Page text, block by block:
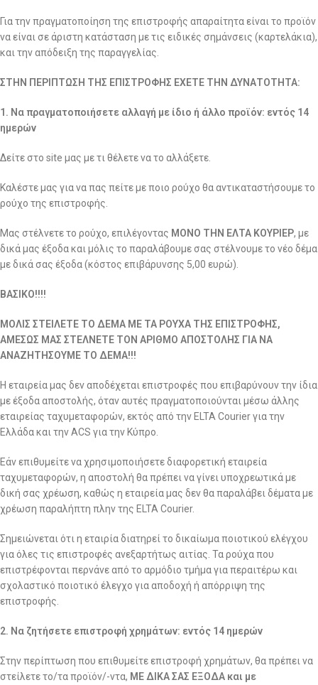
Για την πραγματοποίηση της επιστροφής απαραίτητα είναι το προϊόν
να είναι σε άριστη κατάσταση με τις ειδικές σημάνσεις (καρτελάκια),
και την απόδειξη της παραγγελίας.
ΣΤΗΝ ΠΕΡΙΠΤΩΣΗ ΤΗΣ ΕΠΙΣΤΡΟΦΗΣ ΕΧΕΤΕ ΤΗΝ ΔΥΝΑΤΟΤΗΤΑ:
1. Να πραγματοποιήσετε αλλαγή με ίδιο ή άλλο προϊόν: εντός 14
ημερών
Δείτε στο site μας με τι θέλετε να το αλλάξετε.
Καλέστε μας για να πας πείτε με ποιο ρούχο θα αντικαταστήσουμε το
ρούχο της επιστροφής.
Μας στέλνετε το ρούχο, επιλέγοντας ΜΟΝΟ ΤΗΝ ΕΛΤΑ ΚΟΥΡΙΕΡ, με
δικά μας έξοδα και μόλις το παραλάβουμε σας στέλνουμε το νέο δέμα
με δικά σας έξοδα (κόστος επιβάρυνσης 5,00 ευρώ).
ΒΑΣΙΚΟ!!!!
ΜΟΛΙΣ ΣΤΕΙΛΕΤΕ ΤΟ ΔΕΜΑ ΜΕ ΤΑ ΡΟΥΧΑ ΤΗΣ ΕΠΙΣΤΡΟΦΗΣ,
ΑΜΕΣΩΣ ΜΑΣ ΣΤΕΛΝΕΤΕ ΤΟΝ ΑΡΙΘΜΟ ΑΠΟΣΤΟΛΗΣ ΓΙΑ ΝΑ
ΑΝΑΖΗΤΗΣΟΥΜΕ ΤΟ ΔΕΜΑ!!!
Η εταιρεία μας δεν αποδέχεται επιστροφές που επιβαρύνουν την ίδια
με έξοδα αποστολής, όταν αυτές πραγματοποιούνται μέσω άλλης
εταιρείας ταχυμεταφορών, εκτός από την ELTA Courier για την
Ελλάδα και την ACS για την Κύπρο.
Εάν επιθυμείτε να χρησιμοποιήσετε διαφορετική εταιρεία
ταχυμεταφορών, η αποστολή θα πρέπει να γίνει υποχρεωτικά με
δική σας χρέωση, καθώς η εταιρεία μας δεν θα παραλάβει δέματα με
χρέωση παραλήπτη πλην της ELTA Courier.
Σημειώνεται ότι η εταιρία διατηρεί το δικαίωμα ποιοτικού ελέγχου
για όλες τις επιστροφές ανεξαρτήτως αιτίας. Τα ρούχα που
επιστρέφονται περνάνε από το αρμόδιο τμήμα για περαιτέρω και
σχολαστικό ποιοτικό έλεγχο για αποδοχή ή απόρριψη της
επιστροφής.
2. Να ζητήσετε επιστροφή χρημάτων: εντός 14 ημερών
Στην περίπτωση που επιθυμείτε επιστροφή χρημάτων, θα πρέπει να
στείλετε το/τα προϊόν/-ντα, ΜΕ ΔΙΚΑ ΣΑΣ ΕΞΟΔΑ και με